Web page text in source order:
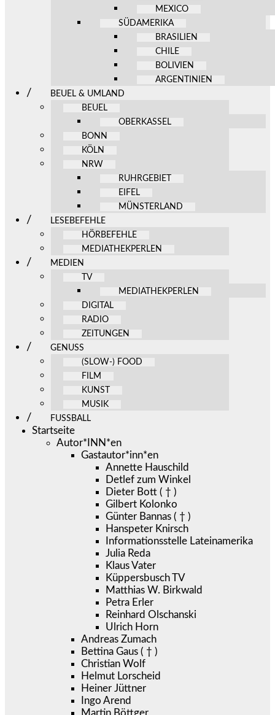
MEXICO
SÜDAMERIKA
BRASILIEN
CHILE
BOLIVIEN
ARGENTINIEN
BEUEL & UMLAND
BEUEL
OBERKASSEL
BONN
KÖLN
NRW
RUHRGEBIET
EIFEL
MÜNSTERLAND
LESEBEFEHLE
HÖRBEFEHLE
MEDIATHEKPERLEN
MEDIEN
TV
MEDIATHEKPERLEN
DIGITAL
RADIO
ZEITUNGEN
GENUSS
(SLOW-) FOOD
FILM
KUNST
MUSIK
FUSSBALL
Startseite
Autor*INN*en
Gastautor*inn*en
Annette Hauschild
Detlef zum Winkel
Dieter Bott ( † )
Gilbert Kolonko
Günter Bannas ( † )
Hanspeter Knirsch
Informationsstelle Lateinamerika
Julia Reda
Klaus Vater
Küppersbusch TV
Matthias W. Birkwald
Petra Erler
Reinhard Olschanski
Ulrich Horn
Andreas Zumach
Bettina Gaus ( † )
Christian Wolf
Helmut Lorscheid
Heiner Jüttner
Ingo Arend
Martin Böttger